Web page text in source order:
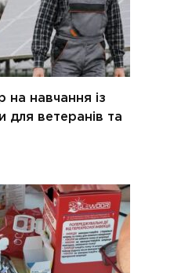
на навчання із
для ветеранів та